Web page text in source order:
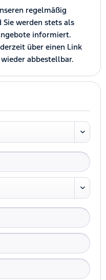
regelmäßig
werden stets als
informiert.
über einen Link
abbestellbar.